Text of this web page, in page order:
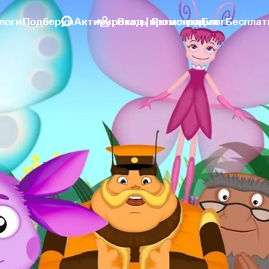
ПодборкиАктивировать промокодБлог
Вход | Регистрация